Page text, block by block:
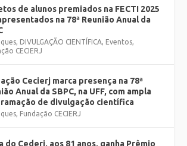
de alunos premiados na FECTI 2025
na 78ª Reunião Anual da
, DIVULGAÇÃO CIENTÍFICA, Eventos,
CECIERJ
Cecierj marca presença na 78ª
Anual da SBPC, na UFF, com ampla
de divulgação científica
, Fundação CECIERJ
do Cederj, aos 81 anos, ganha Prêmio